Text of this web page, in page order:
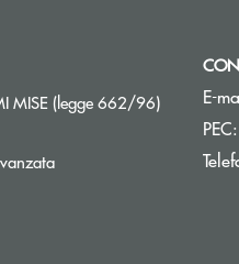
MISE (legge 662/96)Apre una
E-
PEC: